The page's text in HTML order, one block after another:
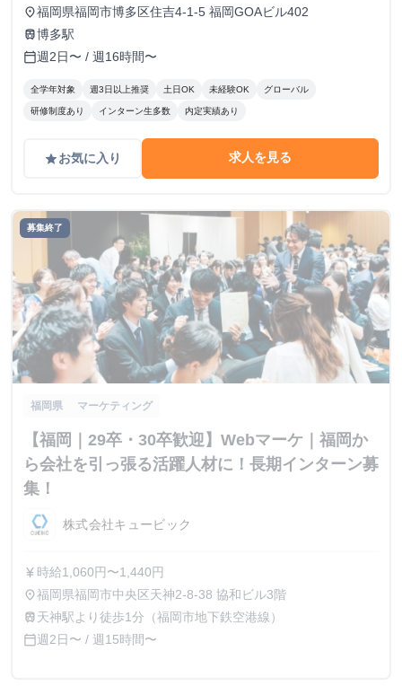
かには初日で契約獲得をする人もいます。また、入社2ヵ月
目には、ほとんどの方が1日1件は契約獲得ができるようにな
place福岡県福岡市博多区住吉4-1-5 福岡GOAビル402
train博多駅
calendar_today週2日〜 / 週16時間〜
全学年対象 週3日以上推奨 土日OK 未経験OK グローバル
研修制度あり インターン生多数 内定実績あり
gradeお気に入り 求人を見る
募集終了
福岡県 マーケティング
【福岡｜29卒・30卒歓迎】Webマーケ｜福岡か
ら会社を引っ張る活躍人材に！長期インターン募
集！
株式会社キュービック
currency_yen 時給1,060円〜1,440円
place福岡県福岡市中央区天神2-8-38 協和ビル3階
train 天神駅より徒歩1分（福岡市地下鉄空港線）
calendar_today週2日〜 / 週15時間〜